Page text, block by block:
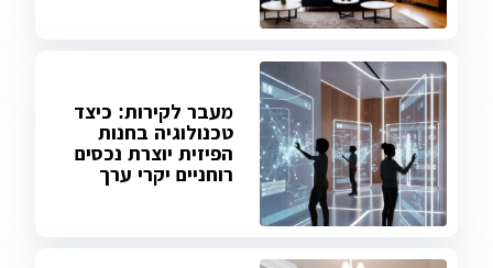
מעבר לקירות: כיצד
טכנולוגיה בחנות
הפיזית יוצרת נכסים
רוחניים יקרי ערך